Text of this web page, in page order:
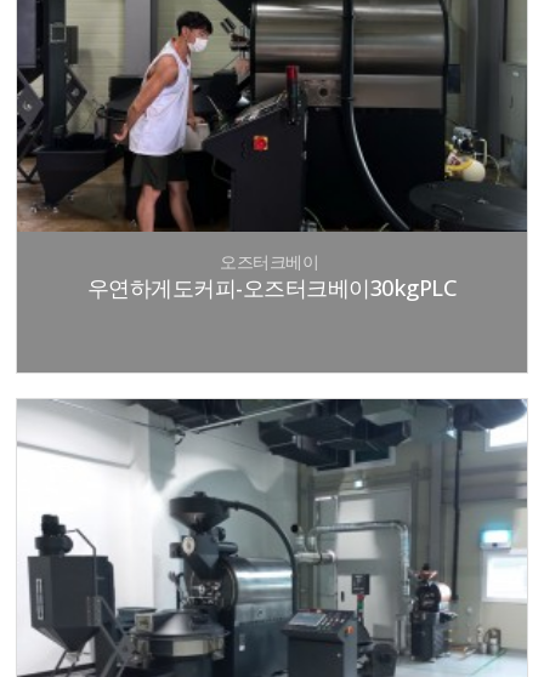
오즈터크베이
우연하게도커피-오즈터크베이30kgPLC